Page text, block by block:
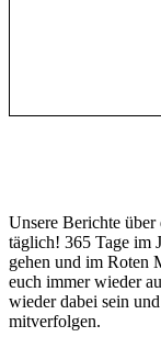
Unsere Berichte über
täglich! 365 Tage im
gehen und im Roten
euch immer wieder
wieder dabei sein
mitverfolgen.